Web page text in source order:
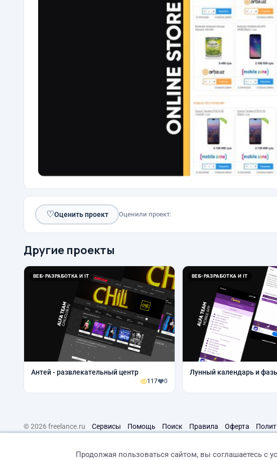
♡Оценить проект Оценили проект:
Другие проекты
ВЕБ-РАЗРАБОТКА И IT
Антей - развлекательный центр
117 0
ВЕБ-РАЗРАБОТКА И IT
Лунный календарь и
© 2026 freelance.ru Сервисы Помощь Поиск Правила Оферта
Продолжая пользоваться сайтом, вы соглашаетесь с